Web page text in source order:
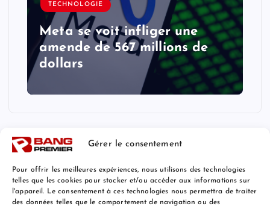
Gérer le consentement
Pour offrir les meilleures expériences, nous utilisons des technologies
telles que les cookies pour stocker et/ou accéder aux informations sur
l'appareil. Le consentement à ces technologies nous permettra de traiter
des données telles que le comportement de navigation ou des
TECHNOLOGIE
Meta se voit infliger une
amende de 567 millions de
dollars
Mentions Légales